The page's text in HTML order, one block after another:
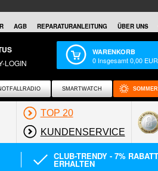
AGB REPARATURANLEITUNG ÜBER UNS
LOGIN
WARENKORB
0 Insgesamt0,00 EUR
SMARTWATCH
TOP 20
KUNDENSERVICE
CLUB-TRENDY - 7% RABATT
ERHALTEN